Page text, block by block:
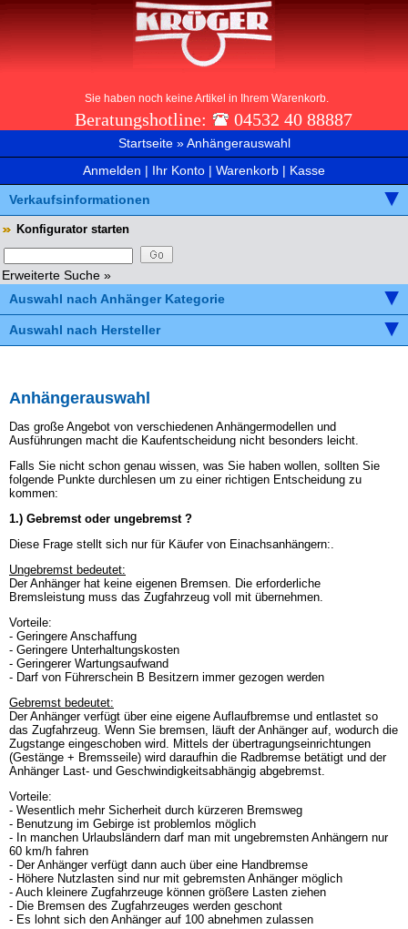
Sie haben noch keine Artikel in Ihrem Warenkorb.
Beratungshotline: 04532 40 88887
Startseite»Anhängerauswahl
Anmelden | Ihr Konto | Warenkorb | Kasse
Verkaufsinformationen
Konfigurator starten
Erweiterte Suche »
Auswahl nach Anhänger Kategorie
Auswahl nach Hersteller
Anhängerauswahl
Das große Angebot von verschiedenen Anhängermodellen und
Ausführungen macht die Kaufentscheidung nicht besonders leicht.
Falls Sie nicht schon genau wissen, was Sie haben wollen, sollten Sie
folgende Punkte durchlesen um zu einer richtigen Entscheidung zu
kommen:
1.) Gebremst oder ungebremst ?
Diese Frage stellt sich nur für Käufer von Einachsanhängern:.
Ungebremst bedeutet:
Der Anhänger hat keine eigenen Bremsen. Die erforderliche
Bremsleistung muss das Zugfahrzeug voll mit übernehmen.
Vorteile:
- Geringere Anschaffung
- Geringere Unterhaltungskosten
- Geringerer Wartungsaufwand
- Darf von Führerschein B Besitzern immer gezogen werden
Gebremst bedeutet:
Der Anhänger verfügt über eine eigene Auflaufbremse und entlastet so
das Zugfahrzeug. Wenn Sie bremsen, läuft der Anhänger auf, wodurch die
Zugstange eingeschoben wird. Mittels der übertragungseinrichtungen
(Gestänge + Bremsseile) wird daraufhin die Radbremse betätigt und der
Anhänger Last- und Geschwindigkeitsabhängig abgebremst.
Vorteile:
- Wesentlich mehr Sicherheit durch kürzeren Bremsweg
- Benutzung im Gebirge ist problemlos möglich
- In manchen Urlaubsländern darf man mit ungebremsten Anhängern nur
60 km/h fahren
- Der Anhänger verfügt dann auch über eine Handbremse
- Höhere Nutzlasten sind nur mit gebremsten Anhänger möglich
- Auch kleinere Zugfahrzeuge können größere Lasten ziehen
- Die Bremsen des Zugfahrzeuges werden geschont
- Es lohnt sich den Anhänger auf 100 abnehmen zulassen